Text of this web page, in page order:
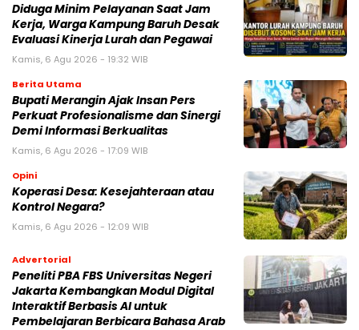
Diduga Minim Pelayanan Saat Jam
Kerja, Warga Kampung Baruh Desak
Evaluasi Kinerja Lurah dan Pegawai
Kamis, 6 Agu 2026 - 19:32 WIB
Berita Utama
Bupati Merangin Ajak Insan Pers
Perkuat Profesionalisme dan Sinergi
Demi Informasi Berkualitas
Kamis, 6 Agu 2026 - 17:09 WIB
Opini
Koperasi Desa: Kesejahteraan atau
Kontrol Negara?
Kamis, 6 Agu 2026 - 12:09 WIB
Advertorial
Peneliti PBA FBS Universitas Negeri
Jakarta Kembangkan Modul Digital
Interaktif Berbasis AI untuk
Pembelajaran Berbicara Bahasa Arab